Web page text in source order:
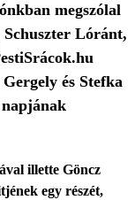
megszólal
Schuszter Lóránt,
és Stefka
illette Göncz
egy részét,